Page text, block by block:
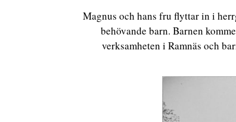
Magnus och hans fru flyttar in i
behövande barn. Barnen
verksamheten i Ramnäs och